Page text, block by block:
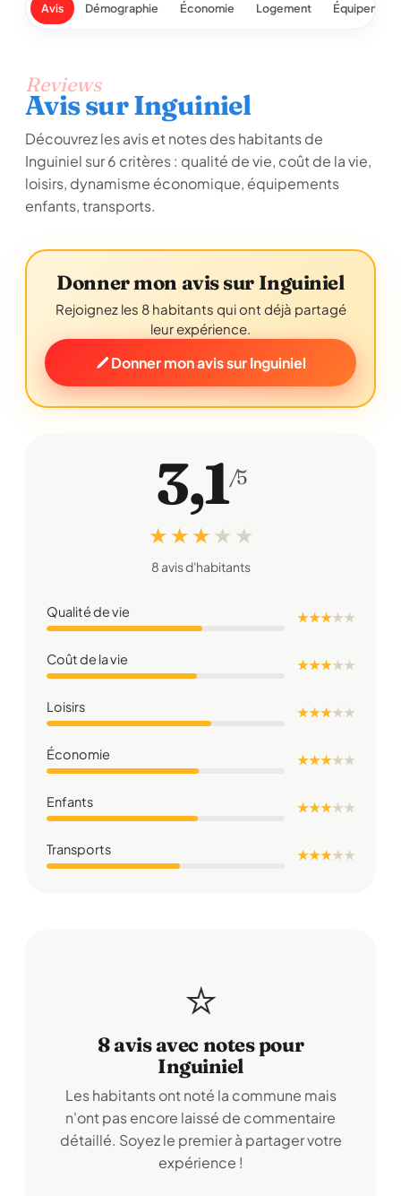
Avis Démographie Économie Logement
Reviews
Avis sur Inguiniel
Découvrez les avis et notes des habitants de
Inguiniel sur 6 critères : qualité de vie, coût de la vie,
loisirs, dynamisme économique, équipements
enfants, transports.
Donner mon avis sur Inguiniel
Rejoignez les 8 habitants qui ont déjà partagé
leur expérience.
Donner mon avis sur Inguiniel
3,1/5
★ ★ ★ ★ ★
8 avis d'habitants
Qualité de vie ★ ★ ★★★
Coût de la vie ★ ★ ★★★
Loisirs ★ ★ ★★★
Économie ★ ★ ★★★
Enfants ★ ★ ★★★
Transports ★ ★ ★★★
⭐
8 avis avec notes pour
Inguiniel
Les habitants ont noté la commune mais
n'ont pas encore laissé de commentaire
détaillé. Soyez le premier à partager votre
expérience !